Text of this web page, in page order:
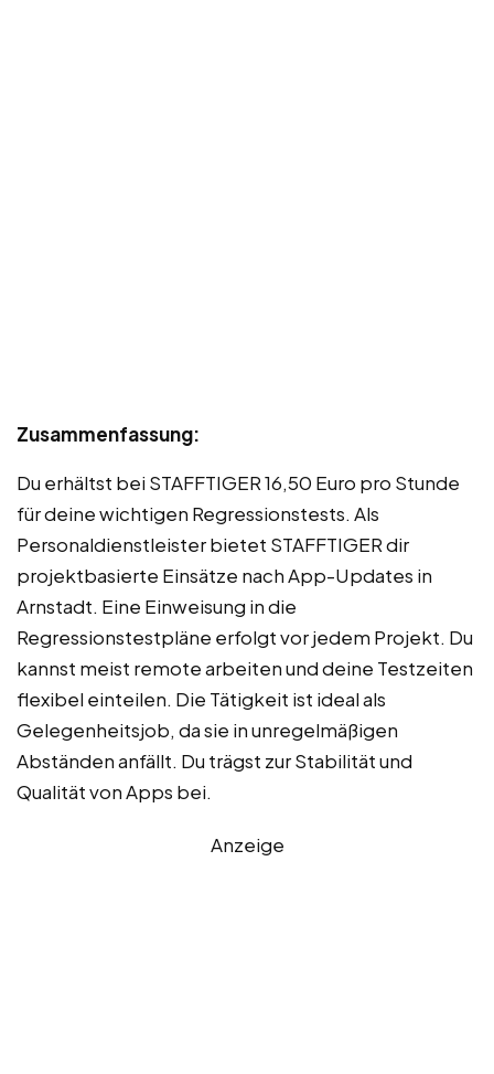
Zusammenfassung:
Du erhältst bei STAFFTIGER 16,50 Euro pro Stunde
für deine wichtigen Regressionstests. Als
Personaldienstleister bietet STAFFTIGER dir
projektbasierte Einsätze nach App-Updates in
Arnstadt. Eine Einweisung in die
Regressionstestpläne erfolgt vor jedem Projekt. Du
kannst meist remote arbeiten und deine Testzeiten
flexibel einteilen. Die Tätigkeit ist ideal als
Gelegenheitsjob, da sie in unregelmäßigen
Abständen anfällt. Du trägst zur Stabilität und
Qualität von Apps bei.
Anzeige